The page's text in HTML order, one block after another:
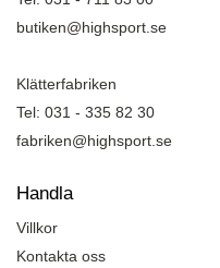
butiken@highsport.se
Klätterfabriken
Tel: 031 - 335 82 30
fabriken@highsport.se
Handla
Villkor
Kontakta oss